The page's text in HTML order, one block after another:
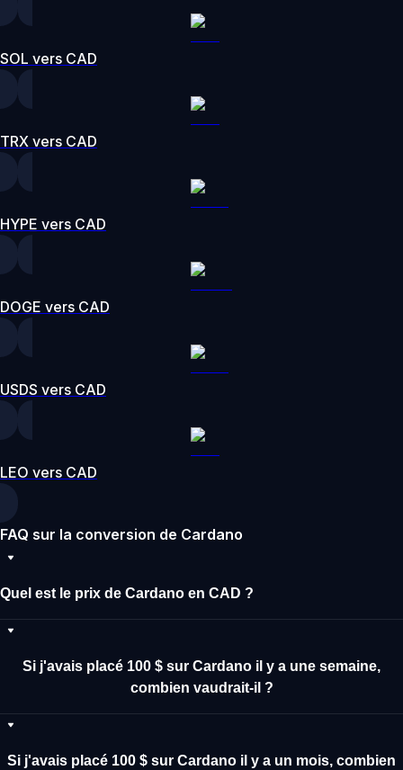
SOL vers CAD
TRX vers CAD
HYPE vers CAD
DOGE vers CAD
USDS vers CAD
LEO vers CAD
FAQ sur la conversion de Cardano
Quel est le prix de Cardano en CAD ?
Si j'avais placé 100 $ sur Cardano il y a une semaine,
combien vaudrait-il ?
Si j'avais placé 100 $ sur Cardano il y a un mois, combien